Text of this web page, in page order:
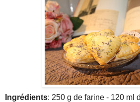
Ingrédients: 250 g de farine - 120 ml